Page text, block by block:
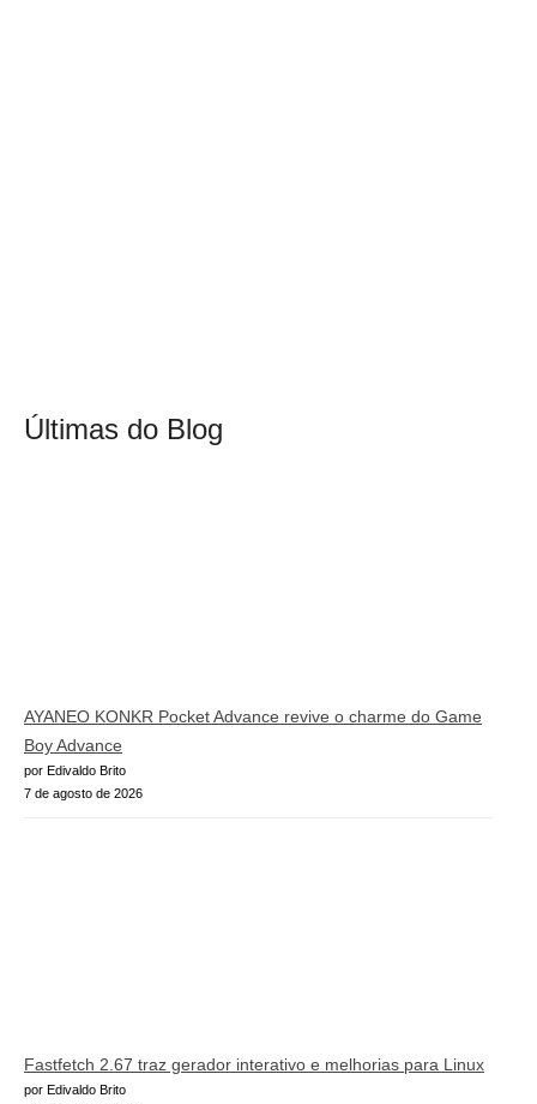
Últimas do Blog
AYANEO KONKR Pocket Advance revive o charme do Game
Boy Advance
por Edivaldo Brito
7 de agosto de 2026
Fastfetch 2.67 traz gerador interativo e melhorias para Linux
por Edivaldo Brito